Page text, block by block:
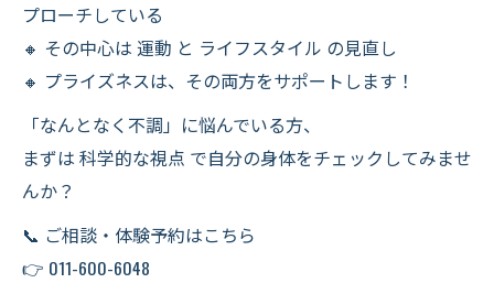
プローチしている
🔸 その中心は 運動 と ライフスタイル の見直し
🔸 プライズネスは、その両方をサポートします！
「なんとなく不調」に悩んでいる方、
まずは 科学的な視点 で自分の身体をチェックしてみませ
んか？
📞 ご相談・体験予約はこちら
👉 011-600-6048